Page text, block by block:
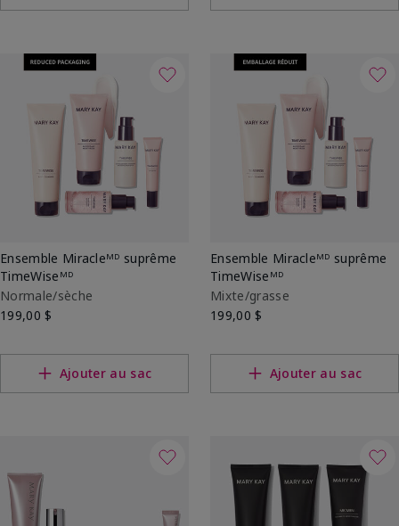
Ensemble Miracleᴹᴰ suprême
TimeWiseᴹᴰ
Normale/sèche
199,00 $
Ajouter au sac
Ensemble Miracleᴹᴰ suprême
TimeWiseᴹᴰ
Mixte/grasse
199,00 $
Ajouter au sac